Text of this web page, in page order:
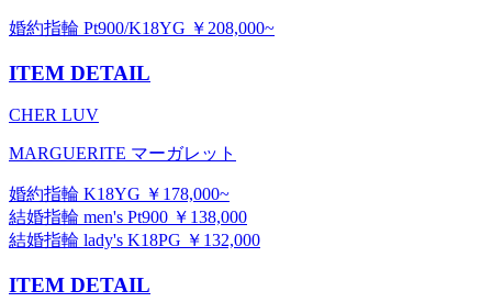
婚約指輪 Pt900/K18YG ￥208,000~
ITEM DETAIL
CHER LUV
MARGUERITE マーガレット
婚約指輪 K18YG ￥178,000~
結婚指輪 men's Pt900 ￥138,000
結婚指輪 lady's K18PG ￥132,000
ITEM DETAIL